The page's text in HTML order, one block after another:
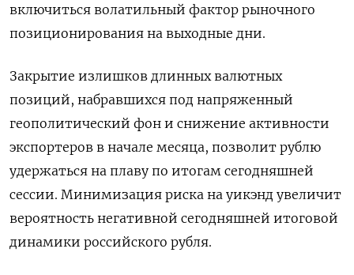
включиться волатильный фактор рыночного
позиционирования на выходные дни.
Закрытие излишков длинных валютных
позиций, набравшихся под напряженный
геополитический фон и снижение активности
экспортеров в начале месяца, позволит рублю
удержаться на плаву по итогам сегодняшней
сессии. Минимизация риска на уикэнд увеличит
вероятность негативной сегодняшней итоговой
динамики российского рубля.